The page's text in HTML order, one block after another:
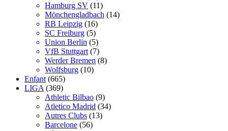
Hamburg SV (11)
Mönchengladbach (14)
RB Leipzig (16)
SC Freiburg (5)
Union Berlin (5)
VfB Stuttgart (7)
Werder Bremen (8)
Wolfsburg (10)
Enfant (665)
LIGA (369)
Athletic Bilbao (9)
Atletico Madrid (34)
Autres Clubs (13)
Barcelone (56)